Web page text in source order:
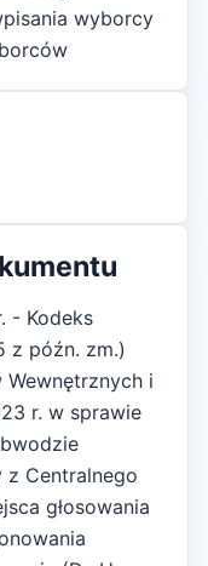
wyborcy
- Kodeks
z późn. zm.)
Wewnętrznych i
r. w sprawie
z Centralnego
głosowania